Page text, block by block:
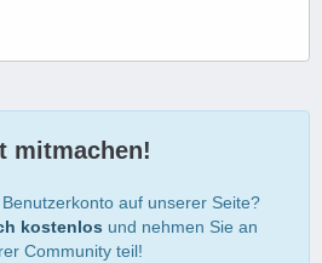
mitmachen!
auf unserer Seite?
kostenlos und nehmen Sie an
Community teil!